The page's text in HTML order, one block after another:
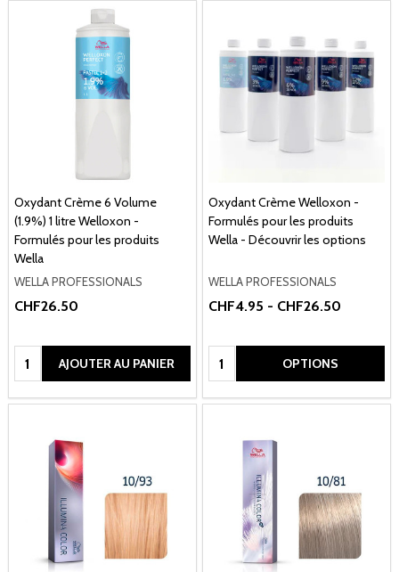
Oxydant Crème 6 Volume
(1.9%) 1 litre Welloxon -
Formulés pour les produits
Wella
WELLA PROFESSIONALS
CHF26.50
Quantité:AJOUTER AU PANIER
Oxydant Crème Welloxon -
Formulés pour les produits
Wella - Découvrir les options
WELLA PROFESSIONALS
CHF4.95 - CHF26.50
Quantité: OPTIONS